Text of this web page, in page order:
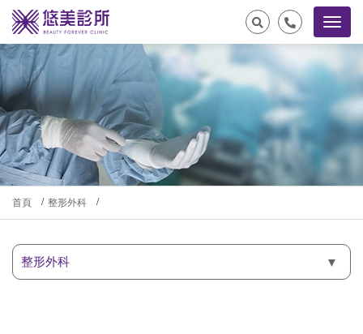
首頁 整形外科
整形外科